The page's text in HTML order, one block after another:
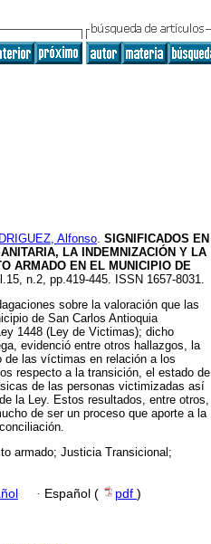
Alfonso. SIGNIFICADOS EN
LA INDEMNIZACIÓN Y LA
ARMADO EN EL MUNICIPIO DE
n.2, pp.419-445. ISSN 1657-8031.
sobre la valoración que las
de San Carlos Antioquia
1448 (Ley de Victimas); dicho
evidenció entre otros hallazgos, la
las víctimas en relación a los
respecto a la transición, el estado de
de las personas victimizadas así
la Ley. Estos resultados, entre otros,
de ser un proceso que aporte a la
armado; Justicia Transicional;
· Español ( pdf )